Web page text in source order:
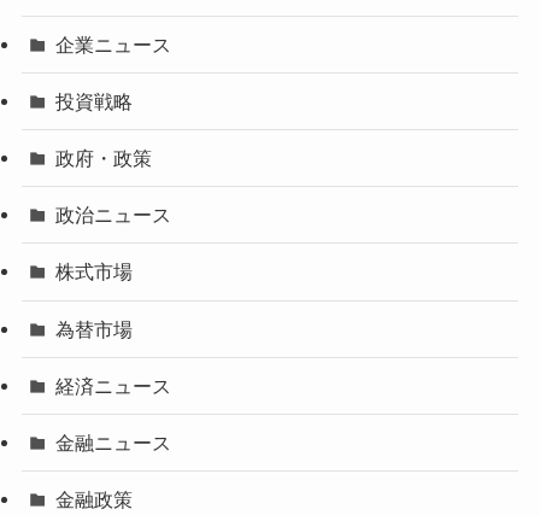
企業ニュース
投資戦略
政府・政策
政治ニュース
株式市場
為替市場
経済ニュース
金融ニュース
金融政策